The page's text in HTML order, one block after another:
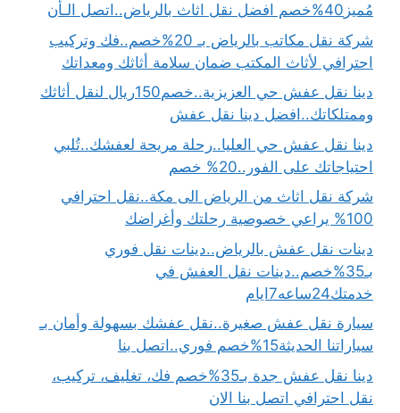
مُميز40%خصم افضل نقل اثاث بالرياض..اتصل الـأن
شركة نقل مكاتب بالرياض بـ 20%خصم..فك وتركيب
احترافي لأثاث المكتب ضمان سلامة أثاثك ومعداتك
دينا نقل عفش حي العزيزية..خصم150ريال لنقل أثاثك
وممتلكاتك..افضل دينا نقل عفش
دينا نقل عفش حي العليا..رحلة مريحة لعفشك..تُلبي
احتياجاتك على الفور..20% خصم
شركة نقل اثاث من الرياض الى مكة..نقل احترافي
100% يراعي خصوصية رحلتك وأغراضك
دينات نقل عفش بالرياض..دينات نقل فوري
بـ35%خصم..دينات نقل العفش في
خدمتك24ساعه7ايام
سيارة نقل عفش صغيرة..نقل عفشك بسهولة وأمان بـ
سياراتنا الحديثة15%خصم فوري..اتصل بنا
دينا نقل عفش جدة بـ35%خصم فك، تغليف، تركيب،
نقل احترافي اتصل بنا الان